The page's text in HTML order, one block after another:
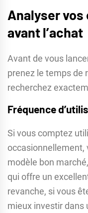
Analyser vos
avant l’achat
Avant de vous
prenez le temps de
recherchez
Fréquence
Si vous comptez
occasionnellement,
modèle bon
qui offre un
revanche, si vous
mieux investir dans